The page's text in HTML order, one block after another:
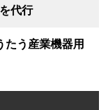
代行
たう産業機器用